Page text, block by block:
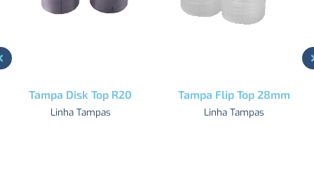
Tampa Disk Top R20
Linha Tampas
Tampa Flip Top 28mm
Linha Tampas